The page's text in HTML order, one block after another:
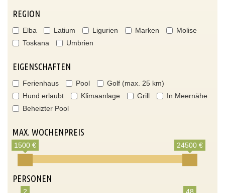
REGION
Elba Latium Ligurien Marken
Molise
Toskana
Umbrien
EIGENSCHAFTEN
Ferienhaus Pool
Golf (max. 25 km)
Hund erlaubt
Klimaanlage Grill
In Meernähe
Beheizter Pool
MAX. WOCHENPREIS
1500 € 24500 €
PERSONEN